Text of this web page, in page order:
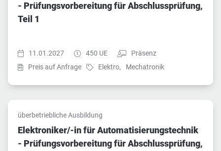
- Prüfungsvorbereitung für Abschlussprüfung,
Teil 1
Startzeit:
11.01.2027 Dauer:
450 UE Teilnahmeart:
Präsenz
Preis auf Anfrage
Fach:
Elektro, Fach:
Mechatronik
überbetriebliche Ausbildung
Elektroniker/-in für Automatisierungstechnik
- Prüfungsvorbereitung für Abschlussprüfung,